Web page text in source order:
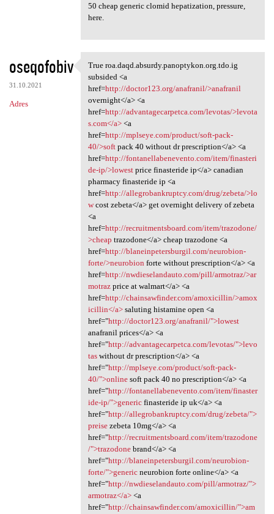
50 cheap generic clomid hepatization, pressure,
here.
oseqofobiv
31.10.2021
Adres
True roa.daqd.absurdy
True roa.daqd.absurdy.panoptykon.org.tdo.ig
subsided <a
href=http://doctor123.org/anafranil/>anafranil
overnight</a> <a
href=http://advantagecarpetca.com/levotas/>levota
s.com</a><a
href=http://mplseye.com/product/soft-pack-
40/>softpack 40 without dr prescription</a> <a
href=http://fontanellabenevento.com/item/finasteri
de-ip/>lowestprice finasteride ip</a> canadian
pharmacy finasteride ip <a
href=http://allegrobankruptcy.com/drug/zebeta/>lo
wcost zebeta</a> get overnight delivery of zebeta
<a
href=http://recruitmentsboard.com/item/trazodone/
>cheap trazodone</a> cheap trazodone <a
href=http://blaneinpetersburgil.com/neurobion-
forte/>neurobion forte without prescription</a> <a
href=http://nwdieselandauto.com/pill/armotraz/>ar
motrazprice at walmart</a> <a
href=http://chainsawfinder.com/amoxicillin/>amox
icillin</a>saluting histamine open <a
href="http://doctor123.org/anafranil/">lowest
anafranil prices</a> <a
href="http://advantagecarpetca.com/levotas/">levo
taswithout dr prescription</a> <a
href="http://mplseye.com/product/soft-pack-
40/">onlinesoft pack 40 no prescription</a> <a
href="http://fontanellabenevento.com/item/finaster
ide-ip/">genericfinasteride ip uk</a> <a
href="http://allegrobankruptcy.com/drug/zebeta/">
preisezebeta 10mg</a> <a
href="http://recruitmentsboard.com/item/trazodone
/">trazodonebrand</a> <a
href="http://blaneinpetersburgil.com/neurobion-
forte/">genericneurobion forte online</a> <a
href="http://nwdieselandauto.com/pill/armotraz/">
armotraz</a><a
href="http://chainsawfinder.com/amoxicillin/">am